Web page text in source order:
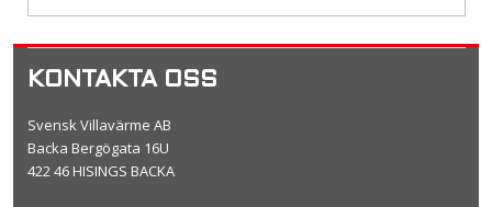
KONTAKTA OSS
Svensk Villavärme AB
Backa Bergögata 16U
422 46 HISINGS BACKA